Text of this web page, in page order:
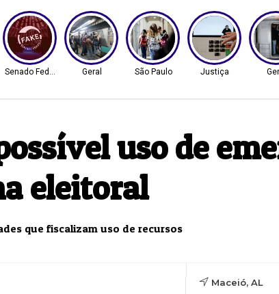
Senado Federal Geral São Paulo Justiça
uso de
eleitoral
que fiscalizam uso de recursos
Maceió, AL